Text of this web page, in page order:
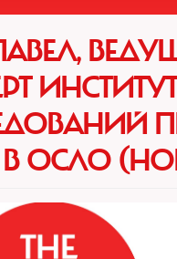
ОСЛО